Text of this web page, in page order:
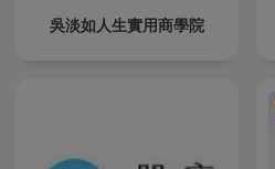
吳淡如人生實用商學院